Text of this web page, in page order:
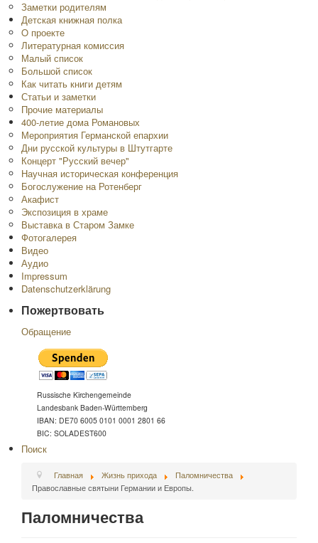
Заметки родителям
Детская книжная полка
O проекте
Литературная комиссия
Малый список
Большой список
Как читать книги детям
Статьи и заметки
Прочие материалы
400-летие дома Романовых
Мероприятия Германской епархии
Дни русской культуры в Штутгарте
Концерт "Русский вечер"
Научная историческая конференция
Богослужение на Ротенберг
Акафист
Экспозиция в храме
Выставка в Старом Замке
Фотогалерея
Видео
Аудио
Impressum
Datenschutzerklärung
Пожертвовать
Обращение
Russische Kirchengemeinde
Landesbank Baden-Württemberg
IBAN: DE70 6005 0101 0001 2801 66
BIC: SOLADEST600
Поиск
Главная Жизнь прихода
Паломничества
Православные святыни Германии и Европы.
Паломничества